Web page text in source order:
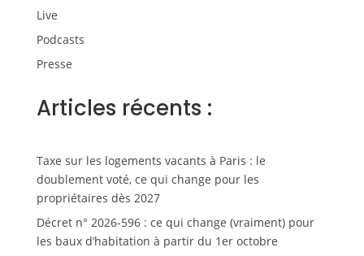
Live
Podcasts
Presse
Articles récents :
Taxe sur les logements vacants à Paris : le
doublement voté, ce qui change pour les
propriétaires dès 2027
Décret n° 2026-596 : ce qui change (vraiment) pour
les baux d’habitation à partir du 1er octobre